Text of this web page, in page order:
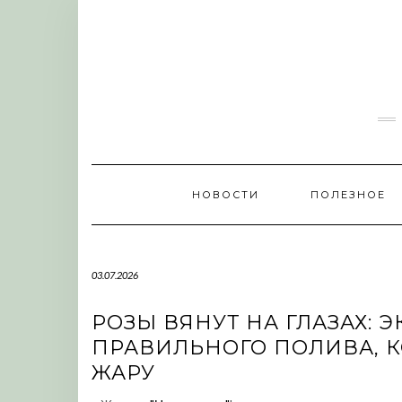
НОВОСТИ ПОЛЕЗНОЕ
03.07.2026
РОЗЫ ВЯНУТ НА ГЛАЗАХ:
ПРАВИЛЬНОГО ПОЛИВА,
ЖАРУ